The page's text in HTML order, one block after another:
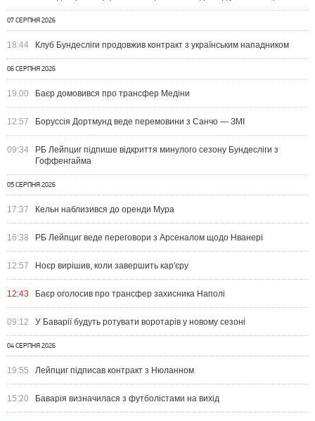
07 СЕРПНЯ 2026
18:44 Клуб Бундесліги продовжив контракт з українським нападником
06 СЕРПНЯ 2026
19:00 Баєр домовився про трансфер Медіни
12:57 Боруссія Дортмунд веде перемовини з Санчо — ЗМІ
09:34
РБ Лейпциг підпише відкриття минулого сезону Бундесліги з
Гоффенгайма
05 СЕРПНЯ 2026
17:37 Кельн наблизився до оренди Мура
16:38 РБ Лейпциг веде переговори з Арсеналом щодо Нванері
12:57 Ноєр вирішив, коли завершить кар'єру
12:43 Баєр оголосив про трансфер захисника Наполі
09:12 У Баварії будуть ротувати воротарів у новому сезоні
04 СЕРПНЯ 2026
19:55 Лейпциг підписав контракт з Нюланном
15:20 Баварія визначилася з футболістами на вихід